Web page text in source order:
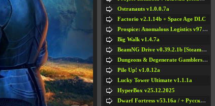
Ostranauts v1.0.0.7a
Factorio v2.1.14b + Space Age DLC
Prospice: Anomalous Logistics v97 [Playtest]
Big Walk v1.4.7a
BeamNG Drive v0.39.2.1b [Steam Early Access]
Dungeons & Degenerate Gamblers v2.0.2a
Pile Up! v1.0.12a
Lucky Tower Ultimate v1.1.1a
HyperBox v25.12.2025
Dwarf Fortress v53.16a / + Русская Версия v50.12a